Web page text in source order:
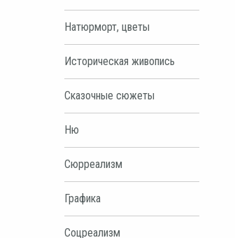
Натюрморт, цветы
Историческая живопись
Сказочные сюжеты
Ню
Сюрреализм
Графика
Соцреализм